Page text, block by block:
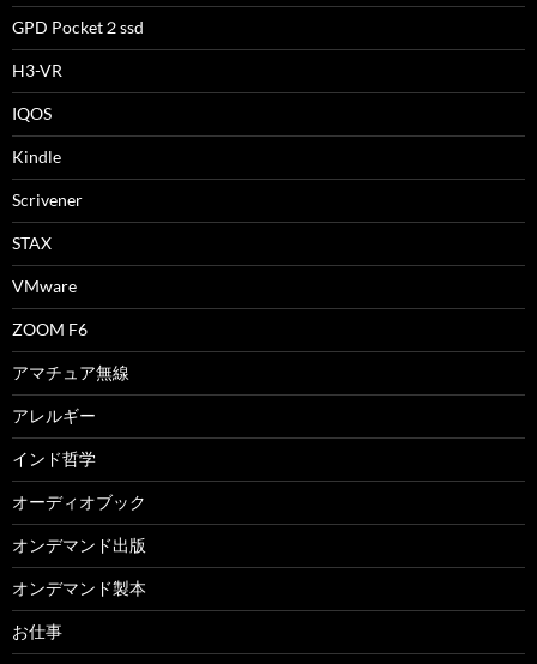
GPD Pocket２ssd
H3-VR
IQOS
Kindle
Scrivener
STAX
VMware
ZOOM F6
アマチュア無線
アレルギー
インド哲学
オーディオブック
オンデマンド出版
オンデマンド製本
お仕事